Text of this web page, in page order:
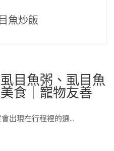
魚炒飯
目魚粥、虱目魚
食｜寵物友善
出現在行程裡的選…